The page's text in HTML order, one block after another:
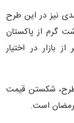
نیز در این طرح
«روزانه حدود ۲۰۰ تن گوشت گرم از پاکستان
۲۰ تا ۳۰ درصد کمتر از بازار در اختیار
شکستن قیمت
رمضان است.